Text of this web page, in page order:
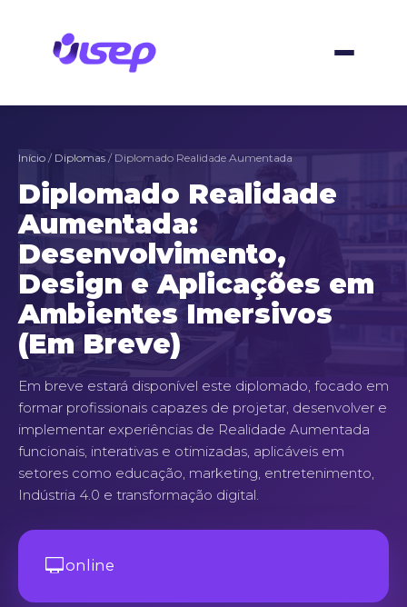
Início / Diplomas / Diplomado Realidade Aumentada
Diplomado Realidade
Aumentada:
Desenvolvimento,
Design e Aplicações em
Ambientes Imersivos
(Em Breve)
Em breve estará disponível este diplomado, focado em
formar profissionais capazes de projetar, desenvolver e
implementar experiências de Realidade Aumentada
funcionais, interativas e otimizadas, aplicáveis em
setores como educação, marketing, entretenimento,
Indústria 4.0 e transformação digital.
online